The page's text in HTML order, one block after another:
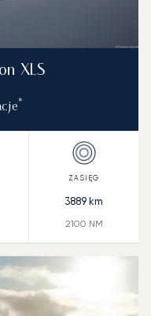
XLS
*
3889 km
2100 NM